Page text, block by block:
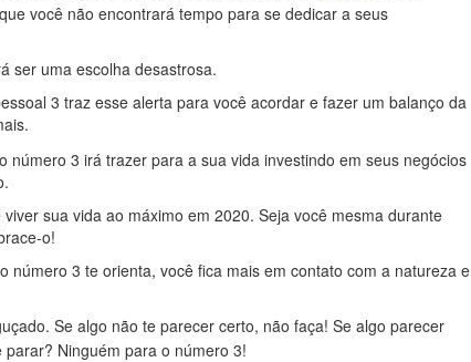
você não encontrará tempo para se dedicar a seus
ser uma escolha desastrosa.
3 traz esse alerta para você acordar e fazer um balanço da
número 3 irá trazer para a sua vida investindo em seus negócios
sua vida ao máximo em 2020. Seja você mesma durante
o!
número 3 te orienta, você fica mais em contato com a natureza e
Se algo não te parecer certo, não faça! Se algo parecer
Ninguém para o número 3!